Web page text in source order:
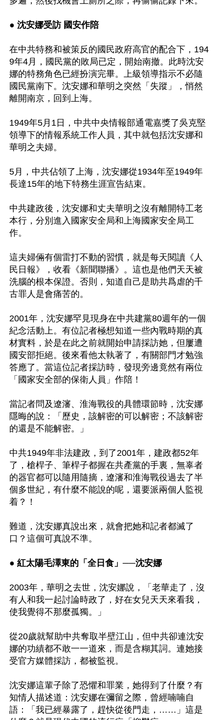
● 沈安娜受訪 國安作陪
在中共特務和被策反的國民政府高官的配合下，194
9年4月，國民黨的敗局已定，開始南撤。此時沈安
娜的特務角色已經扮演完畢。上級領導指示不必隨
國民黨南下。沈安娜和華明之突然「失蹤」，悄然
離開南京，回到上海。
1949年5月1日，中共中央情報部通電嘉獎了吳克堅
領導下的情報系統工作人員，其中就包括沈安娜和
華明之夫婦。
5月，中共佔領了上海，沈安娜從1934年至1949年
長達15年的地下特務生涯宣告結束。
中共建政後，沈安娜和丈夫華明之沒有離開特工老
本行，分別進入國家安全局和上海國家安全局工
作。
這夫婦倆有個雷打不動的習慣，就是每天閱讀《人
民日報》，收看《新聞聯播》。這也是他們天天被
洗腦的根本保證。否則，知道自己是助共爲虐的千
古罪人是會痛苦的。
2001年，沈安娜罕見現身在中共建黨80週年的一個
紀念活動上。有位記者極想知道一些內戰時期的真
材實料，於是在此之前就開始申請採訪她，但屢遭
國安部拒絕。後來看他太執著了，有關部門才勉強
答應了。當這位記者採訪時，發現旁邊竟然有兩位
「國家安全部的保衛人員」作陪！
當記者問及遼瀋、淮海戰役的具體環節時，沈安娜
隱晦的說：「歷史，該解密的可以解密；不該解密
的還是不能解密。」
中共1949年非法建政，到了2001年，建政都52年
了，槍桿子、筆桿子都握在共產黨的手裏，無辜者
的器官都可以隨用隨摘，遼瀋和淮海戰役過去了半
個多世紀，有什麼不能說的呢，還要派兩個人監視
着？！
難道，沈安娜真說出來，就會把她和記者都滅了
口？這個可真說不準。
● 紅太陽毛澤東的「全日食」──沈安娜
2003年，華明之去世，沈安娜說，「老華走了，沒
有人和我一起討論時政了，好在女兒天天來看我，
使我覺得不那麼孤獨。」
從20歲就幫助中共奪取半壁江山，但中共卻連沈安
娜的功績都不敢一一道來，而是含糊其詞。連她接
受官方媒體採訪，都被監視。
沈安娜這輩子除了恐懼和罪業，她得到了什麼？有
知情人描述道：沈安娜在彌留之際，曾經喃喃自
語：「我已經暴露了，趕快從後門走，……」這是